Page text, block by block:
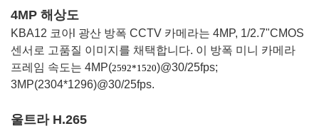
4MP 해상도
KBA12 코아 l 광산 방폭 CCTV 카메라는 4MP, 1/2.7"CMOS
센서로 고품질 이미지를 채택합니다. 이 방폭 미니 카메라
프레임 속도는 4MP(2592*1520)@30/25fps;
3MP(2304*1296)@30/25fps.
울트라 H.265